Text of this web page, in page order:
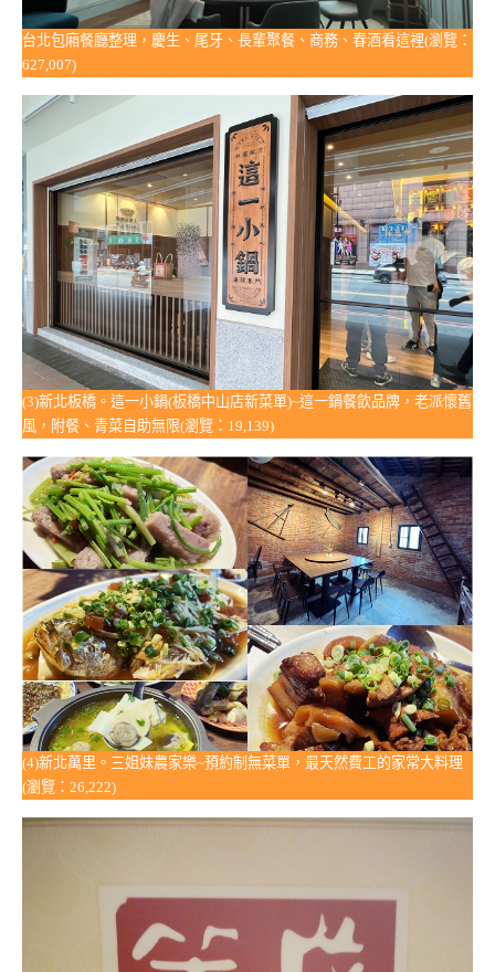
台北包廂餐廳整理，慶生、尾牙、長輩聚餐、商務、春酒看這裡(瀏覽：
627,007)
(3)新北板橋。這一小鍋(板橋中山店新菜單)~這一鍋餐飲品牌，老派懷舊
風，附餐、青菜自助無限(瀏覽：19,139)
(4)新北萬里。三姐妹農家樂~預約制無菜單，最天然費工的家常大料理
(瀏覽：26,222)